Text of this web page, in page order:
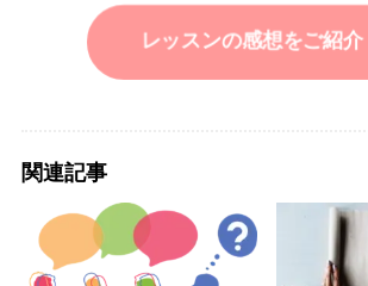
レッスンの感想をご紹
関連記事